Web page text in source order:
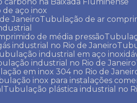
de aço inox
Janeiro
Tubulação de ar
de média pressão
industrial no Rio de Janeiro
Tubulação industrial em aço
industrial no Rio de Janeiro
em inox 304 no Rio de
inox para instalações
Tubulação plástica industrial no